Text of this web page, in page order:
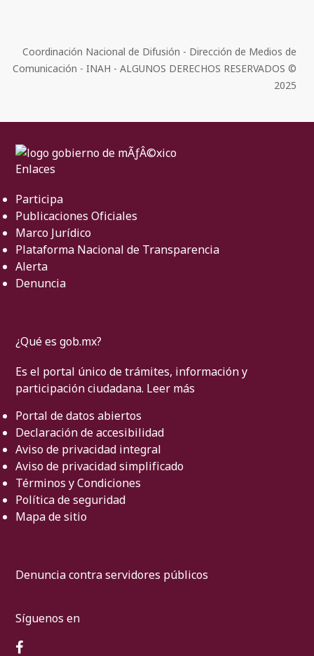
Coordinación Nacional de Difusión - Dirección de Medios de
Comunicación - INAH - ALGUNOS DERECHOS RESERVADOS ©
2025
Enlaces
Participa
Publicaciones Oficiales
Marco Jurídico
Plataforma Nacional de Transparencia
Alerta
Denuncia
¿Qué es gob.mx?
Es el portal único de trámites, información y
participación ciudadana. Leer más
Portal de datos abiertos
Declaración de accesibilidad
Aviso de privacidad integral
Aviso de privacidad simplificado
Términos y Condiciones
Política de seguridad
Mapa de sitio
Denuncia contra servidores públicos
Síguenos en